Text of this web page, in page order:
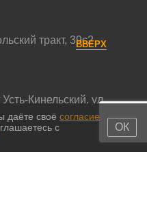
тракт, 39с2
Усть-Кинельский, ул.
даёте своё согласие
с
ОК
ВВЕРХ